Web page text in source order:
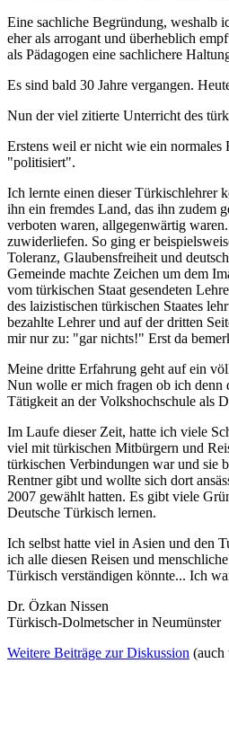
Eine sachliche Begründung, weshalb
eher als arrogant und überheblich
als Pädagogen eine sachlichere
Es sind bald 30 Jahre vergangen.
Nun der viel zitierte Unterricht des
Erstens weil er nicht wie ein normales
"politisiert".
Ich lernte einen dieser Türkischlehrer
ihn ein fremdes Land, das ihn zudem
verboten waren, allgegenwärtig
zuwiderliefen. So ging er
Toleranz, Glaubensfreiheit und
Gemeinde machte Zeichen um dem
vom türkischen Staat gesendeten
des laizistischen türkischen Staates
bezahlte Lehrer und auf der dritten
mir nur zu: "gar nichts!" Erst da
Meine dritte Erfahrung geht auf ein
Nun wolle er mich fragen ob ich denn
Tätigkeit an der Volkshochschule als
Im Laufe dieser Zeit, hatte ich viele
viel mit türkischen Mitbürgern und
türkischen Verbindungen war und sie
Rentner gibt und wollte sich dort
2007 gewählt hatten. Es gibt viele
Deutsche Türkisch lernen.
Ich selbst hatte viel in Asien und den
ich alle diesen Reisen und
Türkisch verständigen könnte... Ich
Dr. Özkan Nissen
Türkisch-Dolmetscher in Neumünster
Weitere Beiträge zur Diskussion (auch